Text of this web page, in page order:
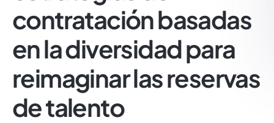
contratación basadas
en la diversidad para
reimaginar las reservas
de talento